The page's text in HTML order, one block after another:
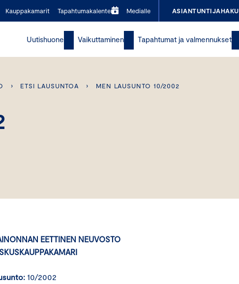
Kauppakamarit Tapahtumakalenteri Medialle ASIANTUNTIJAHAKU
Uutishuone Vaikuttaminen Tapahtumat ja valmennukset
› ETSI LAUSUNTOA › MEN LAUSUNTO 10/2002
EETTINEN NEUVOSTO
10/2002